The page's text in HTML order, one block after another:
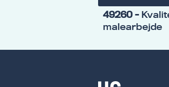
49260 -
malearbejde